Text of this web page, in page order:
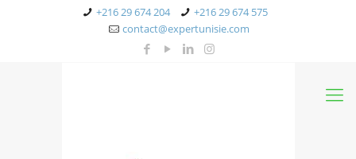
+216 29 674 204
+216 29 674 575
contact@expertunisie.com